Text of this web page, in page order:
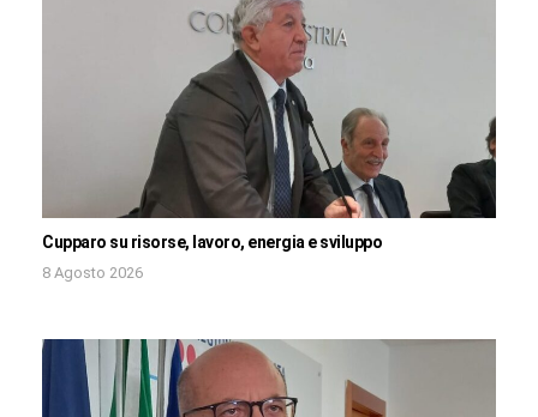
Cupparo su risorse, lavoro, energia e sviluppo
8 Agosto 2026